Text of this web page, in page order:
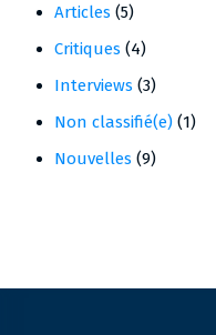
Articles (5)
Critiques (4)
Interviews (3)
Non classifié(e)(1)
Nouvelles (9)